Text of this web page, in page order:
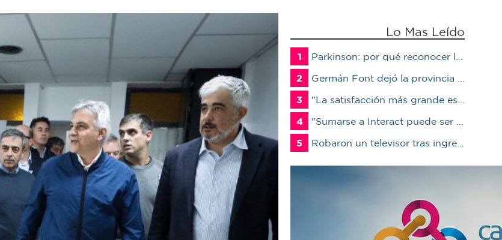
Lo Mas Leído
1
Parkinson: por qué reconocer los primeros síntomas puede cambiar la calidad de vida del paciente
2
Germán Font dejó la provincia para ser candidato en Marcos Juárez
3
"La satisfacción más grande es ver a un alumno trabajando": Jorge Vicente se jubiló luego de 38 años en el IPET51
4
"Sumarse a Interact puede ser un antes y un después en la vida de un joven"
5
Robaron un televisor tras ingresar a un quincho en una vivienda de Marcos Juárez